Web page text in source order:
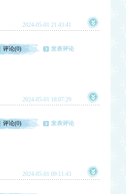
2024-05-01 21:43:41
评论(0) 发表评论
2024-05-01 18:07:29
评论(0) 发表评论
2024-05-01 09:11:43